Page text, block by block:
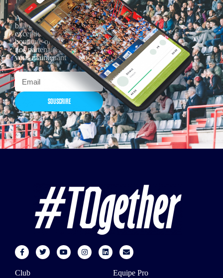
Actualités, nouveautés,
billetterie, remises
exceptionnelles dans la
boutique officielles & chez
nos partenaires… Inscrivez-
vous maintenant
SOUSCRIRE
Club Equipe Pro